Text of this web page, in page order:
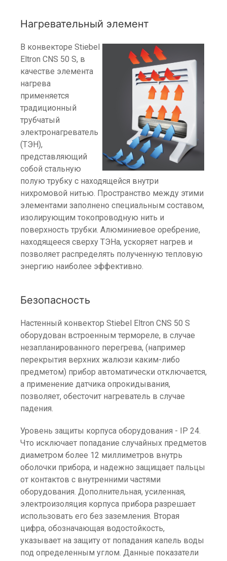
Нагревательный элемент
В конвекторе Stiebel
Eltron CNS 50 S, в
качестве элемента
нагрева
применяется
традиционный
трубчатый
электронагреватель
(ТЭН),
представляющий
собой стальную
полую трубку с находящейся внутри
нихромовой нитью. Пространство между этими
элементами заполнено специальным составом,
изолирующим токопроводную нить и
поверхность трубки. Алюминиевое оребрение,
находящееся сверху ТЭНа, ускоряет нагрев и
позволяет распределять полученную тепловую
энергию наиболее эффективно.
Безопасность
Настенный конвектор Stiebel Eltron CNS 50 S
оборудован встроенным термореле, в случае
незапланированного перегрева, (например
перекрытия верхних жалюзи каким-либо
предметом) прибор автоматически отключается,
а применение датчика опрокидывания,
позволяет, обесточит нагреватель в случае
падения.
Уровень защиты корпуса оборудования - IP 24.
Что исключает попадание случайных предметов
диаметром более 12 миллиметров внутрь
оболочки прибора, и надежно защищает пальцы
от контактов с внутренними частями
оборудования. Дополнительная, усиленная,
электроизоляция корпуса прибора разрешает
использовать его без заземления. Вторая
цифра, обозначающая водостойкость,
указывает на защиту от попадания капель воды
под определенным углом. Данные показатели